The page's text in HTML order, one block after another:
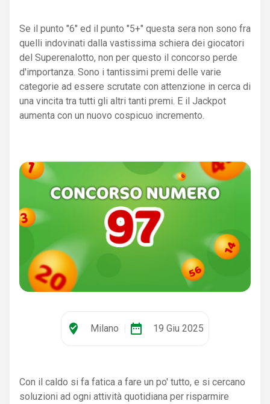
Se il punto "6" ed il punto "5+" questa sera non sono fra
quelli indovinati dalla vastissima schiera dei giocatori
del Superenalotto, non per questo il concorso perde
d'importanza. Sono i tantissimi premi delle varie
categorie ad essere scrutate con attenzione in cerca di
una vincita tra tutti gli altri tanti premi. E il Jackpot
aumenta con un nuovo cospicuo incremento.
where_to_vote Milano date_range 19 Giu 2025
Con il caldo si fa fatica a fare un po' tutto, e si cercano
soluzioni ad ogni attività quotidiana per risparmire